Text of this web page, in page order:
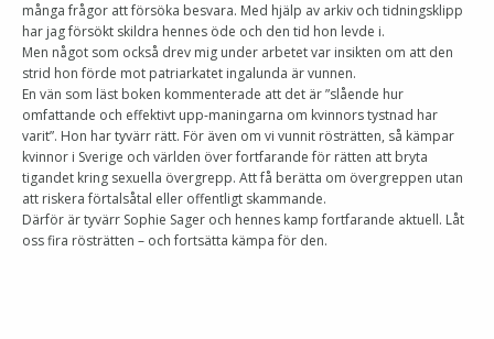
många frågor att försöka besvara. Med hjälp av arkiv och tidningsklipp
har jag försökt skildra hennes öde och den tid hon levde i.
Men något som också drev mig under arbetet var insikten om att den
strid hon förde mot patriarkatet ingalunda är vunnen.
En vän som läst boken kommenterade att det är ”slående hur
omfattande och effektivt upp-maningarna om kvinnors tystnad har
varit”. Hon har tyvärr rätt. För även om vi vunnit rösträtten, så kämpar
kvinnor i Sverige och världen över fortfarande för rätten att bryta
tigandet kring sexuella övergrepp. Att få berätta om övergreppen utan
att riskera förtalsåtal eller offentligt skammande.
Därför är tyvärr Sophie Sager och hennes kamp fortfarande aktuell. Låt
oss fira rösträtten – och fortsätta kämpa för den.